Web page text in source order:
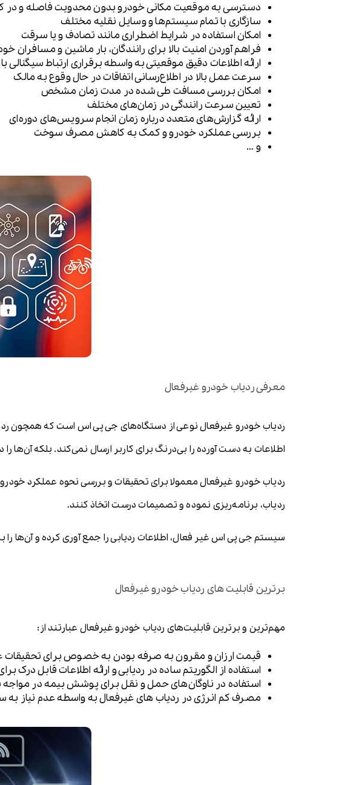
دسترسی به موقعیت مکانی خودرو بدون محدویت فاصله و در
سازگاری با تمام سیستم‌ها و وسایل نقلیه مختلف
امکان استفاده در شرایط اضطراری مانند تصادف و یا سرقت
فراهم آوردن امنیت بالا برای رانندگان، بار ماشین و مسافران
ارائه اطلاعات دقیق موقعیتی به واسطه برقراری ارتباط سیگنالی
سرعت عمل بالا در اطلاع‌رسانی اتفاقات در حال وقوع به مالک
امکان بررسی مسافت طی شده در مدت زمان مشخص
تعیین سرعت رانندگی در زمان‌های مختلف
ارائه گزارش‌های متعدد درباره زمان انجام سرویس‌های دوره‌ای
بررسی عملکرد خودرو و کمک به کاهش مصرف سوخت
و …
معرفی ردیاب خودرو غیرفعال
ردیاب خودرو غیرفعال نوعی از دستگاه‌های جی پی اس است که همچون
اطلاعات به دست آورده را بی‌درنگ برای کاربر ارسال نمی‌کند. بلکه آن‌ها
ردیاب خودرو غیرفعال معمولا برای تحقیقات و بررسی نحوه عملکرد
ردیاب، برنامه‌ریزی نموده و تصمیمات درست اتخاذ کنند.
سیستم جی پی اس غیر فعال، اطلاعات ردیابی را جمع آوری کرده و آن‌ها را
برترین قابلیت های ردیاب خودرو غیرفعال
مهم‌ترین و برترین قابلیت‌های ردیاب خودرو غیرفعال عبارتند از:
قیمت ارزان و مقرون به صرفه بودن به خصوص برای تحقیقات
استفاده از الگوریتم ساده در ردیابی و ارائه اطلاعات قابل درک
استفاده در ناوگان‌های حمل و نقل برای پوشش بیمه در مواجه
مصرف کم انرژی در ردیاب های غیرفعال به واسطه عدم نیاز به